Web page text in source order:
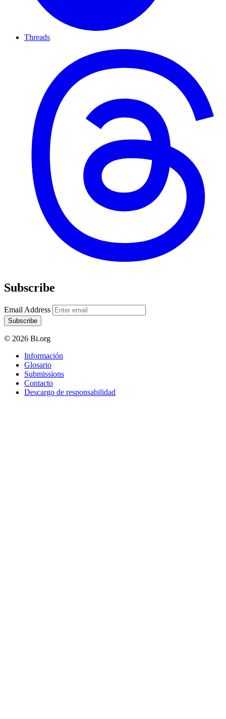
Threads
Subscribe
Email Address
Subscribe
© 2026 Bi.org
Información
Glosario
Submissions
Contacto
Descargo de responsabilidad